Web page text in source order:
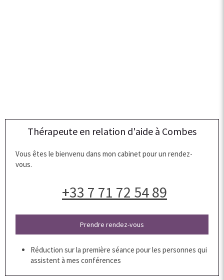
Thérapeute en relation d'aide à Combes
Vous êtes le bienvenu dans mon cabinet pour un rendez-
vous.
+33 7 71 72 54 89
Prendre rendez-vous
Réduction sur la première séance pour les personnes qui
assistent à mes conférences